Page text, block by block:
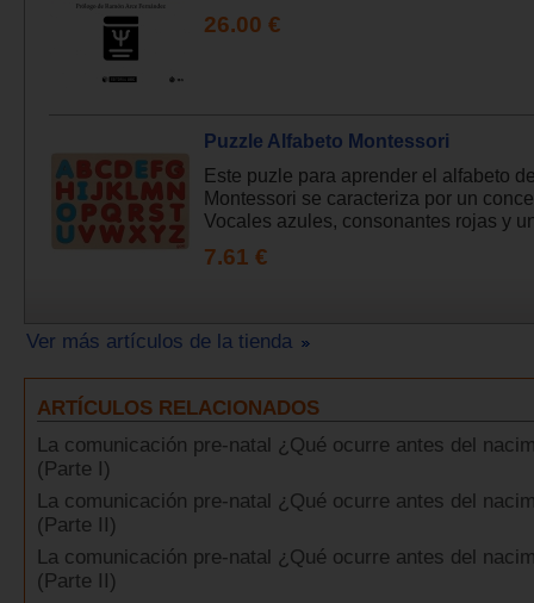
26.00 €
Puzzle Alfabeto Montessori
Este puzle para aprender el alfabeto
Montessori se caracteriza por un
Vocales azules, consonantes rojas y
7.61 €
Ver más artículos de la tienda
ARTÍCULOS RELACIONADOS
La comunicación pre-natal ¿Qué ocurre antes del
(Parte I)
La comunicación pre-natal ¿Qué ocurre antes del
(Parte II)
La comunicación pre-natal ¿Qué ocurre antes del
(Parte II)